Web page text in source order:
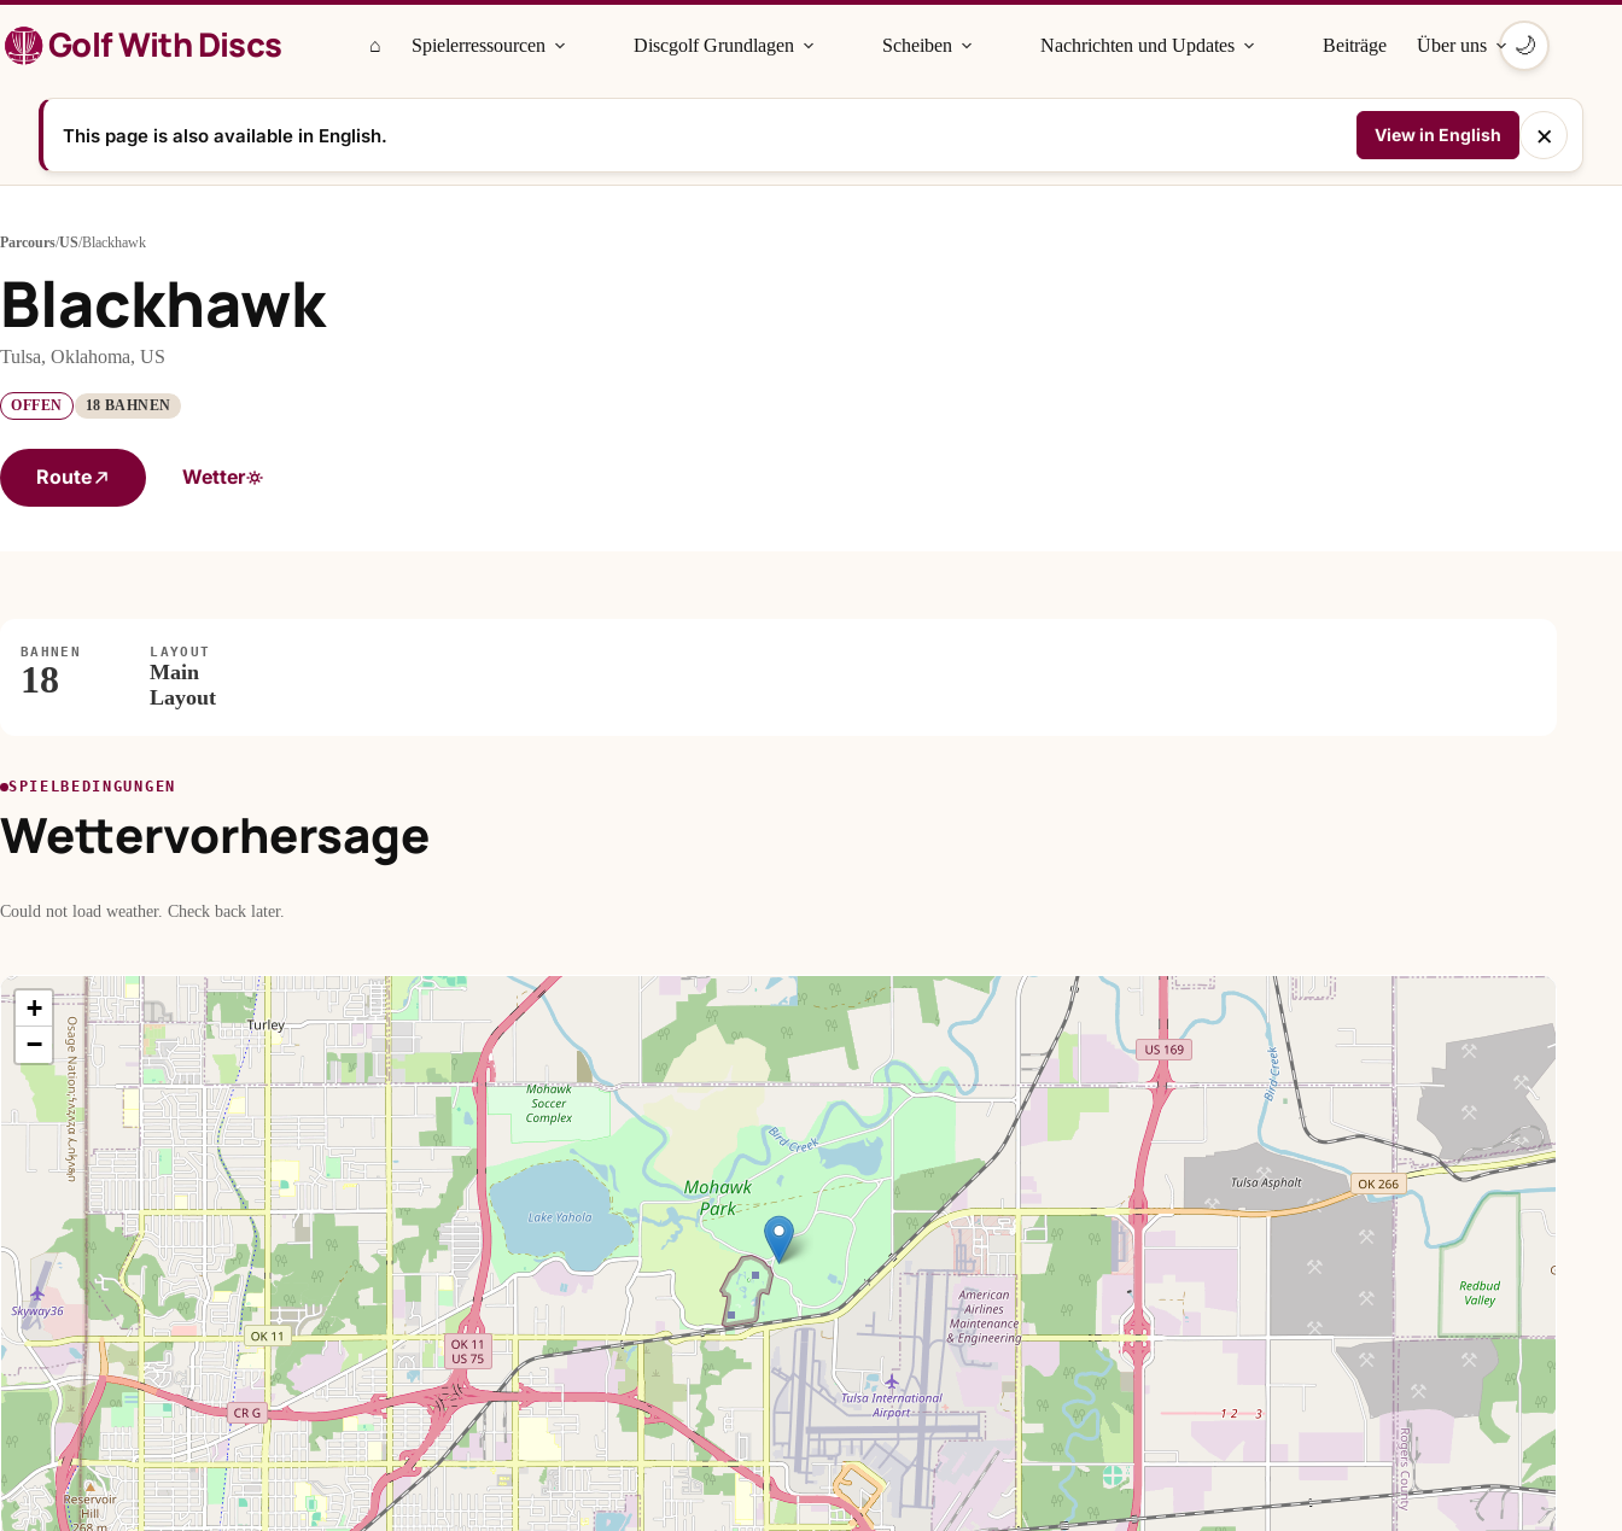
Inhalt
springenGolf With Discs ⌂ Spielerressourcen Discgolf Grundlagen Scheiben Nachrichten und Updates Beiträge Über uns 🌙
This page is also available in English. View in English ×
Parcours/US/Blackhawk
Blackhawk
Tulsa, Oklahoma, US
OFFEN 18 BAHNEN
Route Wetter
BAHNEN
18
LAYOUT
Main
Layout
SPIELBEDINGUNGEN
Wettervorhersage
Could not load weather. Check back later.
+
−